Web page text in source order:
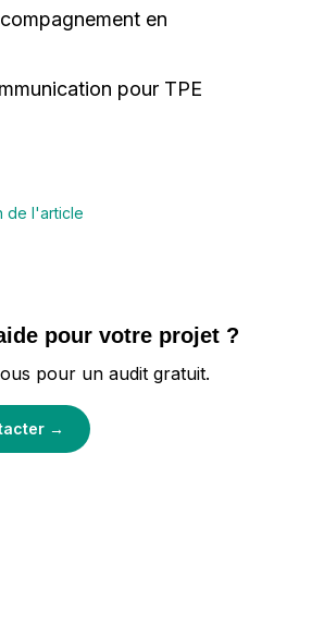
en
pour TPE
de l'article
pour votre projet ?
pour un audit gratuit.
→